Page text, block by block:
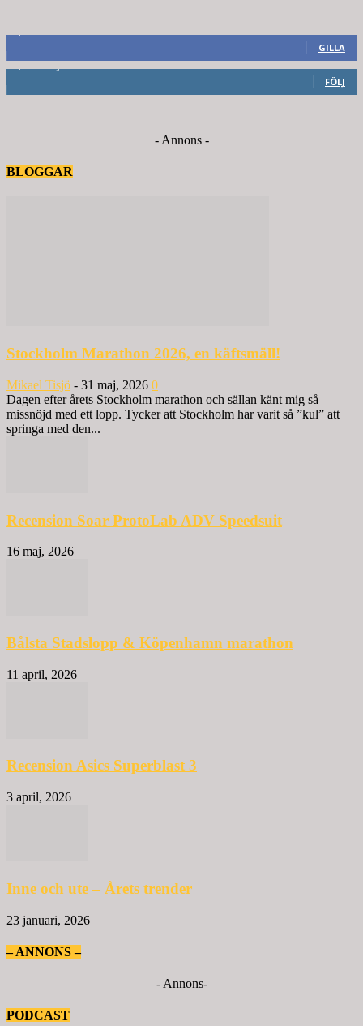
GILLA
FÖLJ
- Annons -
BLOGGAR
Stockholm Marathon 2026, en käftsmäll!
Mikael Tisjö - 31 maj, 2026 0
Dagen efter årets Stockholm marathon och sällan känt mig så
missnöjd med ett lopp. Tycker att Stockholm har varit så ”kul” att
springa med den...
Recension Soar ProtoLab ADV Speedsuit
16 maj, 2026
Bålsta Stadslopp & Köpenhamn marathon
11 april, 2026
Recension Asics Superblast 3
3 april, 2026
Inne och ute – Årets trender
23 januari, 2026
– ANNONS –
- Annons-
PODCAST